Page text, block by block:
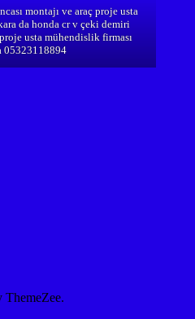
montajı ve araç proje usta
da honda cr v çeki demiri
usta mühendislik firması
05323118894
ThemeZee.